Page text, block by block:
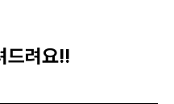
드려요!!